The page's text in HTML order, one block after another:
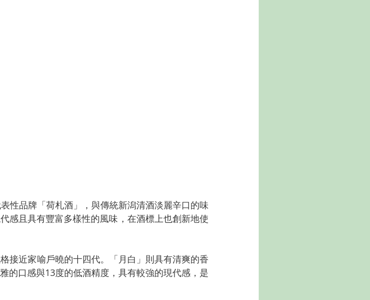
性品牌「荷札酒」，與傳統新潟清酒淡麗辛口的味
感且具有豐富多樣性的風味，在酒標上也創新地使
格接近家喻戶曉的十四代。「月白」則具有清爽的香
的口感與13度的低酒精度，具有較強的現代感，是